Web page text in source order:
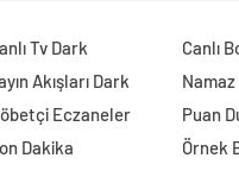
Tv Dark
Akışları Dark
Eczaneler
Dakika
Canlı
Puan
Örnek